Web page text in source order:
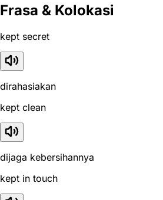
Frasa & Kolokasi
kept secret
dirahasiakan
kept clean
dijaga kebersihannya
kept in touch